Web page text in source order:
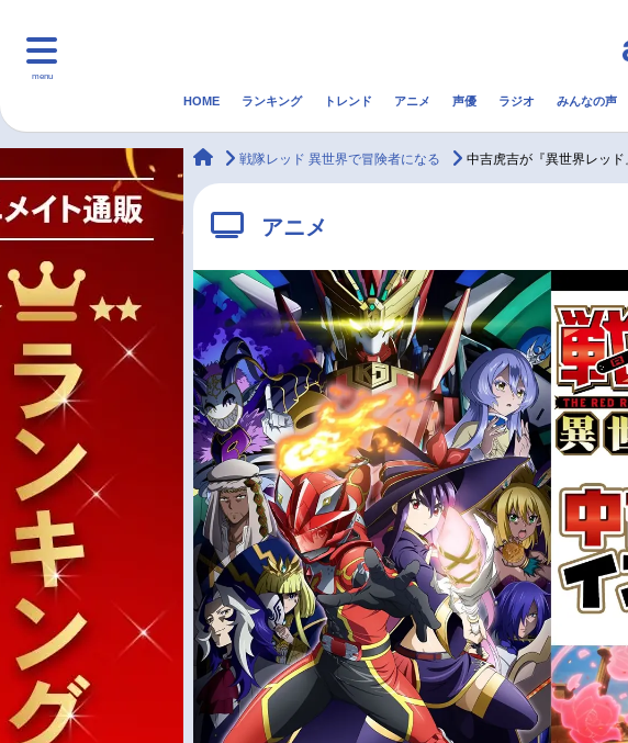
menu
マンガ・ラノベ ゲーム・アプリ
最新記事一覧
アニメ記事一覧
声優記事一覧
実
男
HOME ランキング トレンド アニメ 声優 ラジオ みんなの声
animateTimes
戦隊レッド 異世界で冒険者になる 中吉虎吉が『異世界レッ
アニメ